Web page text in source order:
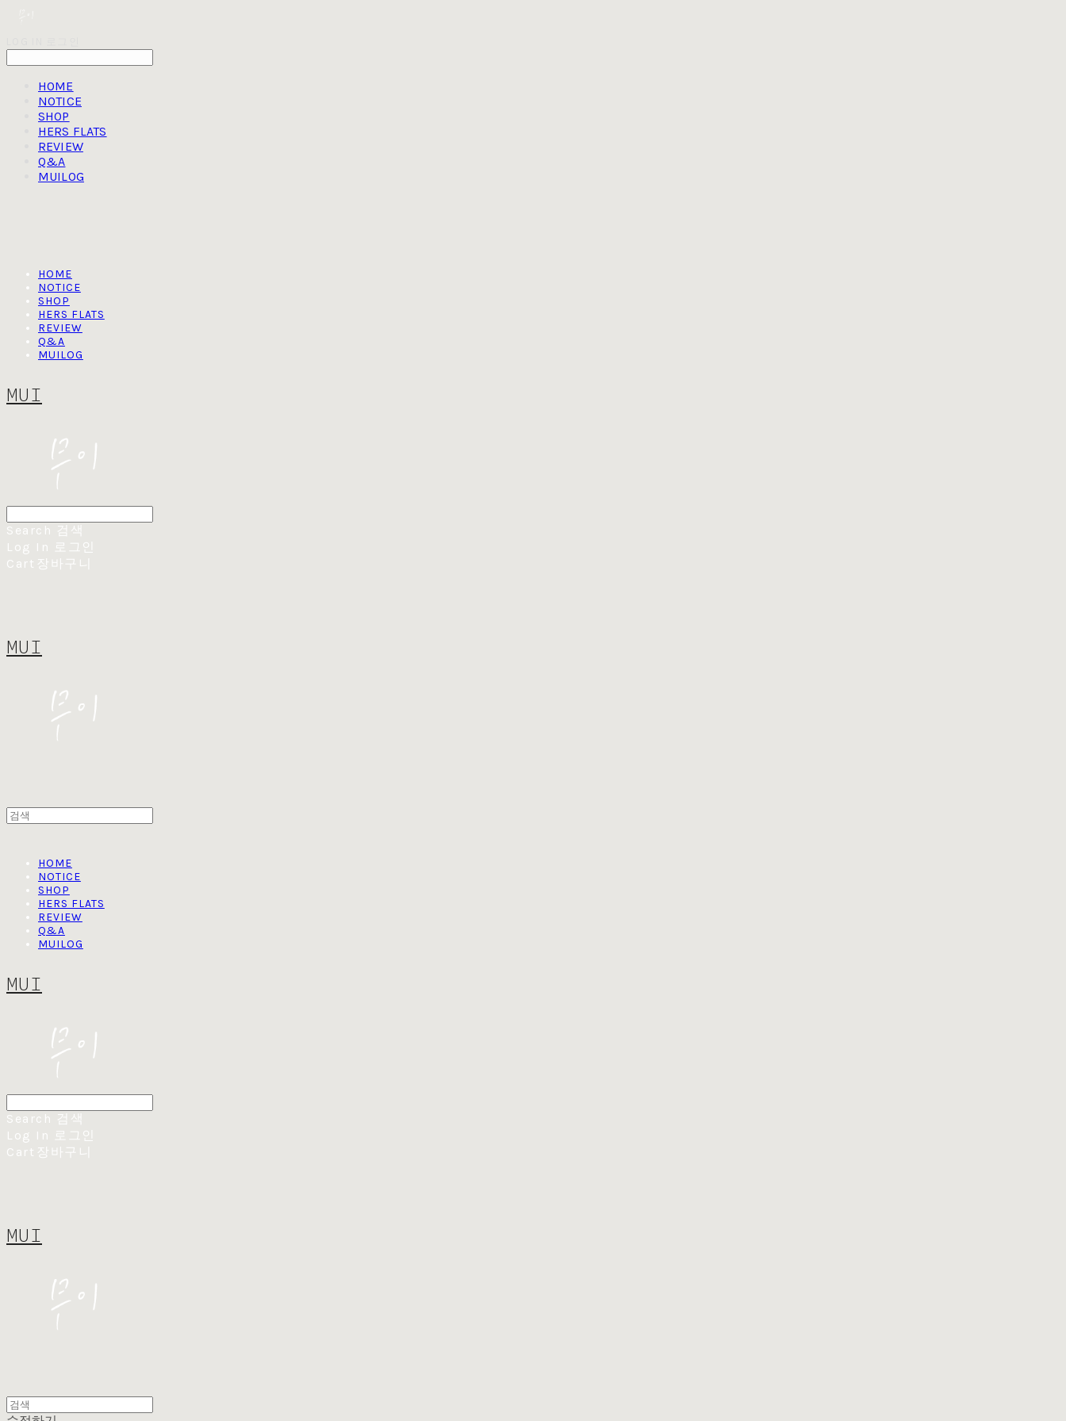
HOME
NOTICE
SHOP
HERS FLATS
REVIEW
Q&A
MUILOG
HOME
NOTICE
SHOP
HERS FLATS
REVIEW
Q&A
MUILOG
MUI
Search 검색
Log In 로그인
Cart 장바구니
MUI
HOME
NOTICE
SHOP
HERS FLATS
REVIEW
Q&A
MUILOG
MUI
Search 검색
Log In 로그인
Cart 장바구니
MUI